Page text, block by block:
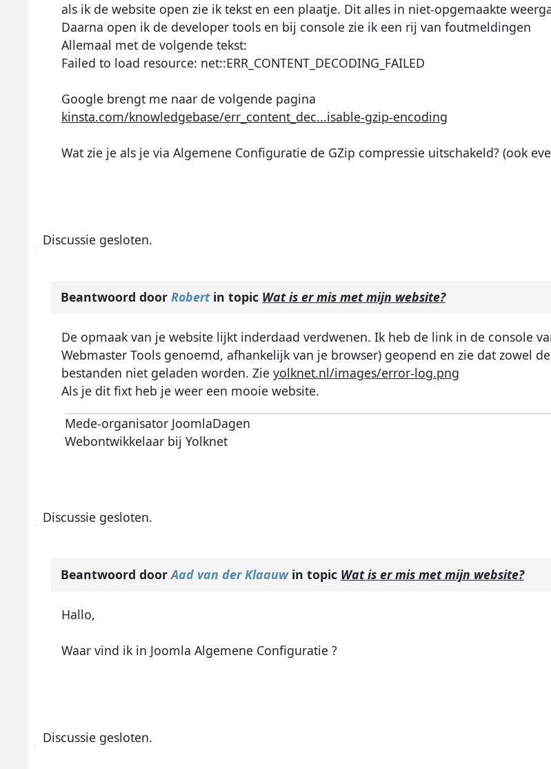
als ik de website open zie ik tekst en een plaatje. Dit alles in niet-opgemaakte
Daarna open ik de developer tools en bij console zie ik een rij van foutmeldingen
Allemaal met de volgende tekst:
Failed to load resource: net::ERR_CONTENT_DECODING_FAILED
Google brengt me naar de volgende pagina
kinsta.com/knowledgebase/err_content_dec...isable-gzip-encoding
Wat zie je als je via Algemene Configuratie de GZip compressie uitschakeld? (ook
Discussie gesloten.
Beantwoord door Robertin topic Wat is er mis met mijn website?
De opmaak van je website lijkt inderdaad verdwenen. Ik heb de link in de console
Webmaster Tools genoemd, afhankelijk van je browser) geopend en zie dat zowel
bestanden niet geladen worden. Zie yolknet.nl/images/error-log.png
Als je dit fixt heb je weer een mooie website.
Mede-organisator JoomlaDagen
Webontwikkelaar bij Yolknet
Discussie gesloten.
Beantwoord doorAad van der Klaauw in topic Wat is er mis met mijn website?
Hallo,
Waar vind ik in Joomla Algemene Configuratie ?
Discussie gesloten.